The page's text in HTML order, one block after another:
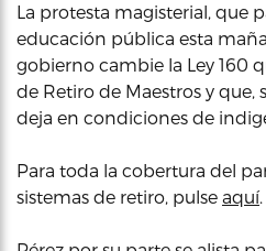
La protesta magisterial, que
educación pública esta
gobierno cambie la Ley 160
de Retiro de Maestros y que,
deja en condiciones de
Para toda la cobertura del
sistemas de retiro, pulse aquí.